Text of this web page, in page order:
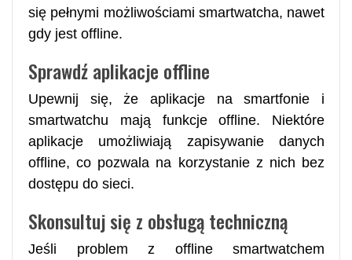
się pełnymi możliwościami smartwatcha, nawet
gdy jest offline.
Sprawdź aplikacje offline
Upewnij się, że aplikacje na smartfonie i
smartwatchu mają funkcje offline. Niektóre
aplikacje umożliwiają zapisywanie danych
offline, co pozwala na korzystanie z nich bez
dostępu do sieci.
Skonsultuj się z obsługą techniczną
Jeśli problem z offline smartwatchem